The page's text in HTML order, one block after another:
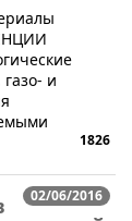
и
1826
02/06/2016